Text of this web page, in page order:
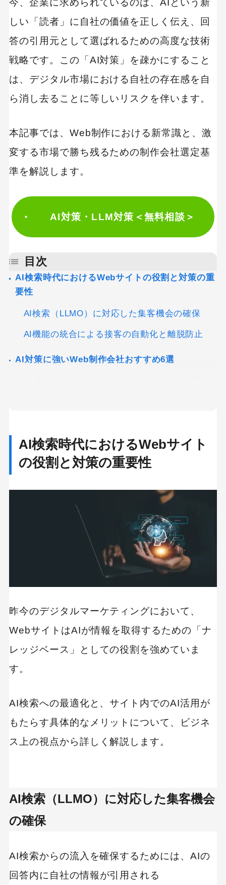
今、企業に求められているのは、AIという新
しい「読者」に自社の価値を正しく伝え、回
答の引用元として選ばれるための高度な技術
戦略です。この「AI対策」を疎かにすること
は、デジタル市場における自社の存在感を自
ら消し去ることに等しいリスクを伴います。
本記事では、Web制作における新常識と、激
変する市場で勝ち残るための制作会社選定基
準を解説します。
AI対策・LLM対策＜無料相談＞
目次
AI検索時代におけるWebサイトの役割と対策の重
要性
AI検索（LLMO）に対応した集客機会の確保
AI機能の統合による接客の自動化と離脱防止
AI対策に強いWeb制作会社おすすめ6選
株式会社デジタルアイデンティティ：技術実装
に強いAI検索対応
AI露出を伸ばす
サクラサクマーケティング株式会社：既存サイ
ト改善との相性がよいAI診断型支援
株式会社Speee：事業成果まで見据えた大規模
失敗しないための制作会社選びのポイント
技術的な裏付けとAIアルゴリズムへの理解
費用対効果を意識した現実的なAI実装案
AI対策は「資産」を築くもの。今こそ集客戦略の
AI検索時代におけるWebサイト
の役割と対策の重要性
昨今のデジタルマーケティングにおいて、
WebサイトはAIが情報を取得するための「ナ
レッジベース」としての役割を強めていま
す。
AI検索への最適化と、サイト内でのAI活用が
もたらす具体的なメリットについて、ビジネ
ス上の視点から詳しく解説します。
AI検索（LLMO）に対応した集客機会
の確保
AI検索からの流入を確保するためには、AIの
回答内に自社の情報が引用される